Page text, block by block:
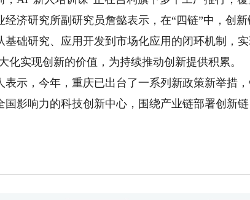
研究所副研究员詹懿表示，在“四链”中，创新
基础研究、应用开发到市场化应用的闭环机制，
化实现创新的价值，为持续推动创新提供积累。
，今年，重庆已出台了一系列新政策新举措，
国影响力的科技创新中心，围绕产业链部署创新